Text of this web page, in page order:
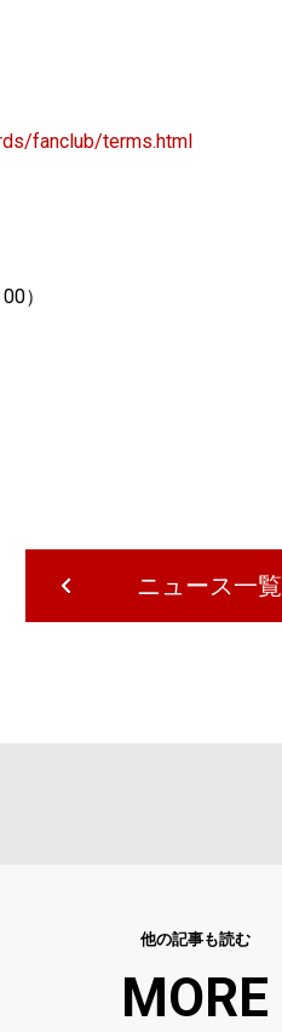
fanclub/terms.html
）
ニュース一覧
他の記事も読む
MORE